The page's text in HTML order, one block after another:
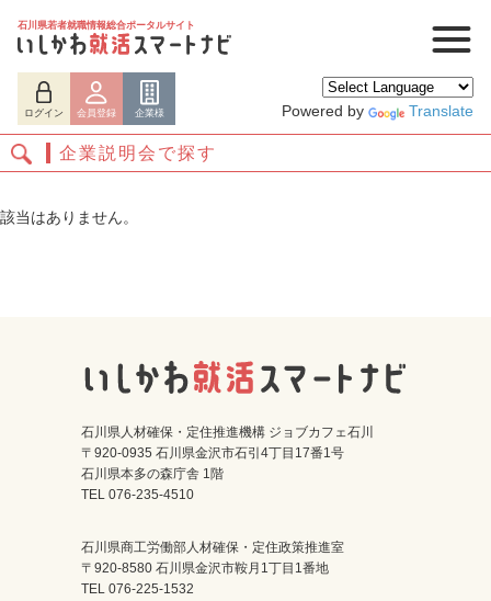
石川県若者就職情報総合ポータルサイト
ログイン 会員登録 企業様 Powered by Translate
ログイン 会員登録
企業説明会で探す
該当はありません。
石川県人材確保・定住推進機構 ジョブカフェ石川
〒920-0935 石川県金沢市石引4丁目17番1号
石川県本多の森庁舎 1階
TEL 076-235-4510
石川県商工労働部人材確保・定住政策推進室
〒920-8580 石川県金沢市鞍月1丁目1番地
TEL 076-225-1532